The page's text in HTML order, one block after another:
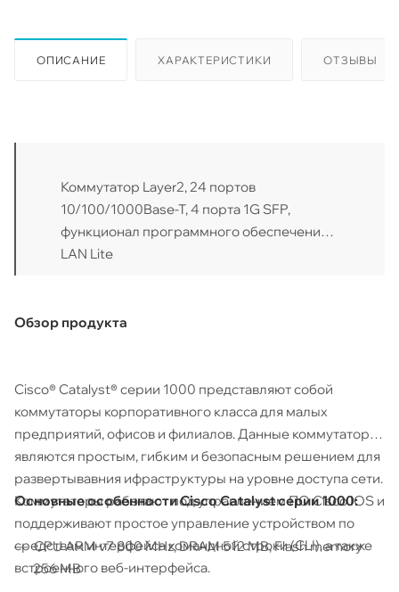
ОПИСАНИЕ ХАРАКТЕРИСТИКИ ОТЗЫВЫ
Коммутатор Layer2, 24 портов
10/100/1000Base-T, 4 порта 1G SFP,
функционал программного обеспечения
LAN Lite
Обзор продукта
Cisco® Catalyst® серии 1000 представляют собой
коммутаторы корпоративного класса для малых
предприятий, офисов и филиалов. Данные коммутаторы
являются простым, гибким и безопасным решением для
развертывавния ифраструктуры на уровне доступа сети.
Коммутаторы работают под управлением ПО Cisco IOS и
поддерживают простое управление устройством по
средствам интерфейса командной строки (CLI), а также
встроенного веб-интерфейса.
Основные особенности Cisco Catalyst серии 1000:
CPU ARM v7 800 MHz, DRAM 512 MB, Flash memory
256 MB